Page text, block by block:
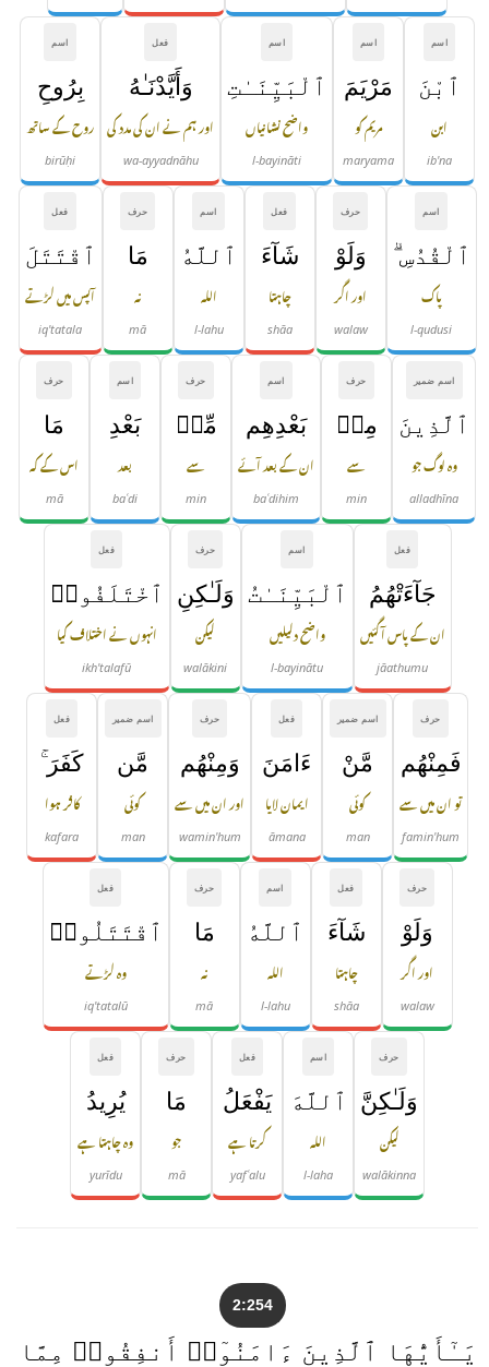
اسم
ٱبْنَ
ابن
ib'na
اسم
مَرْيَمَ
مریم کو
maryama
اسم
ٱلْبَيِّنَـٰتِ
واضح نشانیاں
l-bayināti
فعل
وَأَيَّدْنَـٰهُ
اور ہم نے ان کی مدد کی
wa-ayyadnāhu
اسم
بِرُوحِ
روح کے ساتھ
birūḥi
اسم
ٱلْقُدُسِ ۗ
پاک
l-qudusi
حرف
وَلَوْ
اور اگر
walaw
فعل
شَآءَ
چاہتا
shāa
اسم
ٱللَّهُ
اللہ
l-lahu
حرف
مَا
نہ
mā
فعل
ٱقْتَتَلَ
آپس میں لڑتے
iq'tatala
اسم ضمیر
ٱلَّذِينَ
وہ لوگ جو
alladhīna
حرف
مِنۢ
سے
min
اسم
بَعْدِهِم
ان کے بعد آئے
baʿdihim
حرف
مِّنۢ
سے
min
اسم
بَعْدِ
بعد
baʿdi
حرف
مَا
اس کے کہ
mā
فعل
جَآءَتْهُمُ
ان کے پاس آگئیں
jāathumu
اسم
ٱلْبَيِّنَـٰتُ
واضح دلیلیں
l-bayinātu
حرف
وَلَـٰكِنِ
لیکن
walākini
فعل
ٱخْتَلَفُوا۟
انہوں نے اختلاف کیا
ikh'talafū
حرف
فَمِنْهُم
تو ان میں سے
famin'hum
اسم ضمیر
مَّنْ
کوئی
man
فعل
ءَامَنَ
ایمان لایا
āmana
حرف
وَمِنْهُم
اور ان میں سے
wamin'hum
اسم ضمیر
مَّن
کوئی
man
فعل
كَفَرَ ۚ
کافر ہوا
kafara
حرف
وَلَوْ
اور اگر
walaw
فعل
شَآءَ
چاہتا
shāa
اسم
ٱللَّهُ
اللہ
l-lahu
حرف
مَا
نہ
mā
فعل
ٱقْتَتَلُوا۟
وہ لڑتے
iq'tatalū
حرف
وَلَـٰكِنَّ
لیکن
walākinna
اسم
ٱللَّهَ
اللہ
l-laha
فعل
يَفْعَلُ
کرتا ہے
yafʿalu
حرف
مَا
جو
mā
فعل
يُرِيدُ
وہ چاہتا ہے
yurīdu
2:254
يَـٰٓأَيُّهَا ٱلَّذِينَ ءَامَنُوٓا۟ أَنفِقُوا۟ مِمَّا